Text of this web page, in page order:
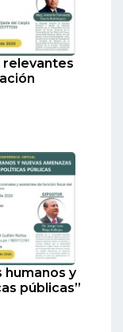
relevantes
humanos y
públicas”